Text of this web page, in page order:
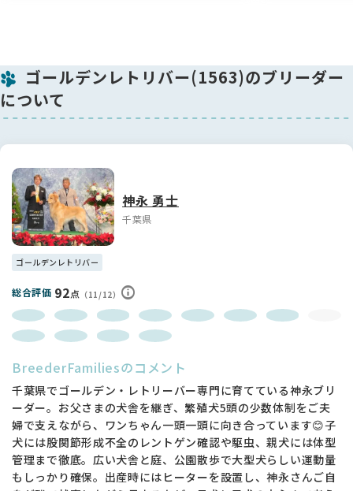
ゴールデンレトリバー(1563)のブリーダー
について
神永 勇士
千葉県
ゴールデンレトリバー
総合評価 92点 （11/12）
BreederFamiliesのコメント
千葉県でゴールデン・レトリーバー専門に育てている神永ブリ
ーダー。お父さまの犬舎を継ぎ、繁殖犬5頭の少数体制をご夫
婦で支えながら、ワンちゃん一頭一頭に向き合っています😊子
犬には股関節形成不全のレントゲン確認や駆虫、親犬には体型
管理まで徹底。広い犬舎と庭、公園散歩で大型犬らしい運動量
もしっかり確保。出産時にはヒーターを設置し、神永さんご自